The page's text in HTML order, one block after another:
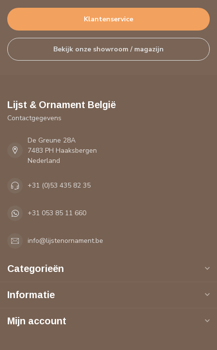
Klantenservice
Bekijk onze showroom / magazijn
Lijst & Ornament België
Contactgegevens
De Greune 28A
7483 PH Haaksbergen
Nederland
+31 (0)53 435 82 35
+31 053 85 11 660
info@lijstenornament.be
Categorieën
Informatie
Mijn account